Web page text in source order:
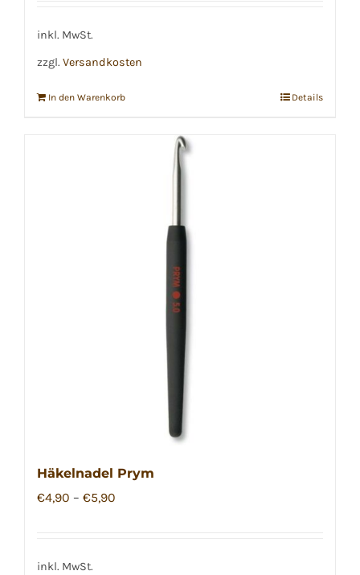
€15,99
inkl. MwSt.
zzgl. Versandkosten
In den Warenkorb Details
Häkelnadel Prym
€4,90 – €5,90
inkl. MwSt.